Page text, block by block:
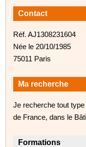
Contact
Réf. AJ1308231604
Née le 20/10/1985
75011 Paris
Ma recherche
Je recherche tout
de France, dans le
Formations